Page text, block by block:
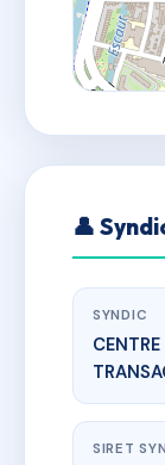
👤
SYNDIC
SIRET